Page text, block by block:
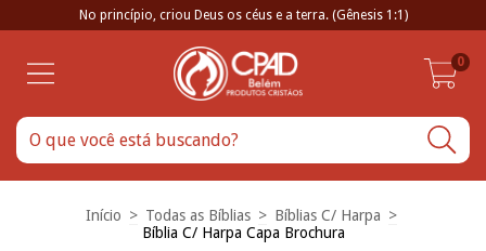
No princípio, criou Deus os céus e a terra. (Gênesis 1:1)
0
Início > Todas as Bíblias > Bíblias C/ Harpa >
Bíblia C/ Harpa Capa Brochura